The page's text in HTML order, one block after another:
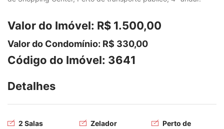
Valor do Imóvel: R$ 1.500,00
Valor do Condomínio: R$ 330,00
Código do Imóvel: 3641
Detalhes
2 Salas
Zelador